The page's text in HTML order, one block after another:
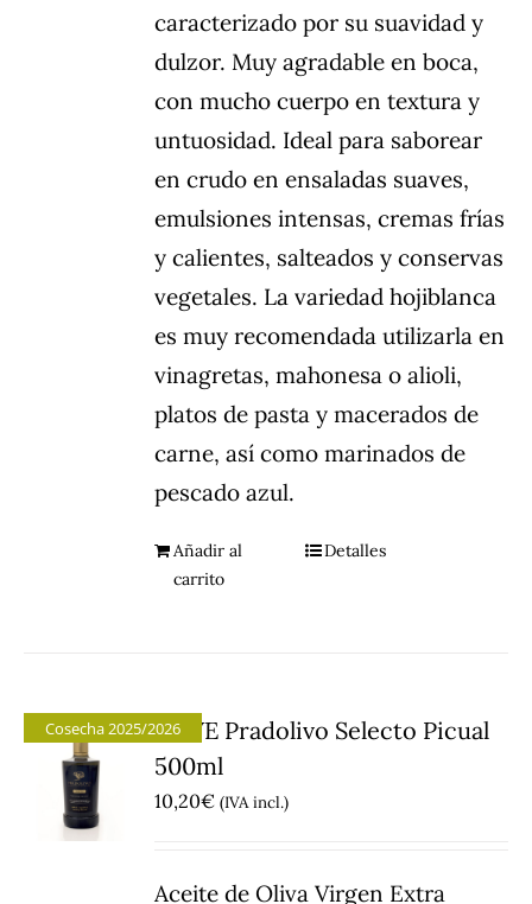
caracterizado por su suavidad y
dulzor. Muy agradable en boca,
con mucho cuerpo en textura y
untuosidad. Ideal para saborear
en crudo en ensaladas suaves,
emulsiones intensas, cremas frías
y calientes, salteados y conservas
vegetales. La variedad hojiblanca
es muy recomendada utilizarla en
vinagretas, mahonesa o alioli,
platos de pasta y macerados de
carne, así como marinados de
pescado azul.
Añadir al
carrito
Detalles
Cosecha 2025/2026AOVE Pradolivo Selecto Picual
500ml
10,20€ (IVA incl.)
Aceite de Oliva Virgen Extra